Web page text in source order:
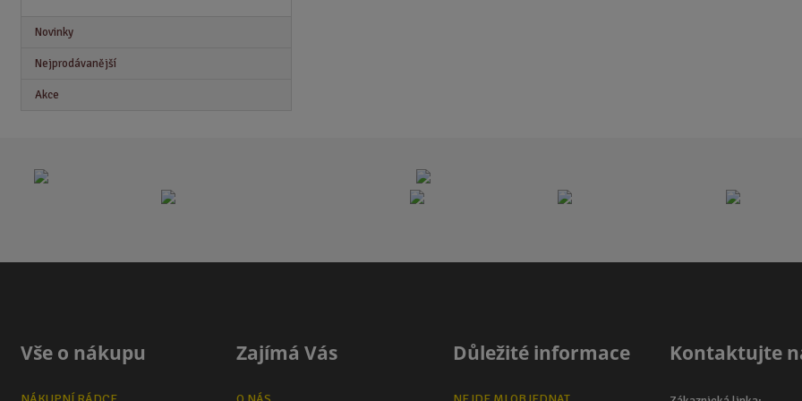
Novinky
Nejprodávanější
Akce
Vše o nákupu Zajímá Vás Důležité informace Kontaktujte